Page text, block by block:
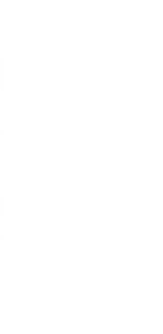
WiLLMES
modernste und
der Welt.
wird mit einem
von 750 bis 34.000
gebaut.